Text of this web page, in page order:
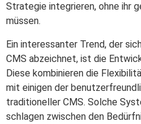
Strategie integrieren, ohne ihr
müssen.
Ein interessanter Trend, der
CMS abzeichnet, ist die
Diese kombinieren die
mit einigen der
traditioneller CMS. Solche
schlagen zwischen den